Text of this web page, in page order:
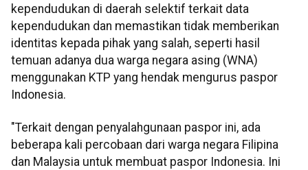
kependudukan di daerah selektif terkait data
kependudukan dan memastikan tidak memberikan
identitas kepada pihak yang salah, seperti hasil
temuan adanya dua warga negara asing (WNA)
menggunakan KTP yang hendak mengurus paspor
Indonesia.
"Terkait dengan penyalahgunaan paspor ini, ada
beberapa kali percobaan dari warga negara Filipina
dan Malaysia untuk membuat paspor Indonesia. Ini